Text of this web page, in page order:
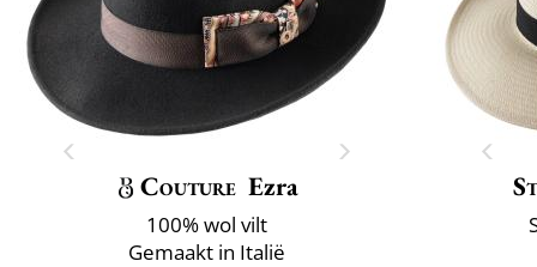
Couture Ezra
100% wol vilt
Gemaakt in Italië